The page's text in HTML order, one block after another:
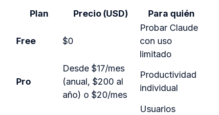
Plan Precio (USD) Para quién
Free $0
Probar Claude
con uso
limitado
Pro
Desde $17/mes
(anual, $200 al
año) o $20/mes
Productividad
individual
Usuarios